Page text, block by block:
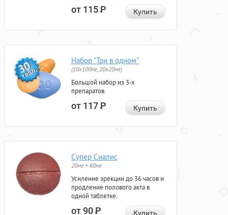
от 115Р Купить
Набор "Три в одном"
(10x100мг, 20x20мг)
Большой набор из 3-х
препаратов.
от 117Р Купить
Супер Сиалис
20мг + 60мг
Усиление эрекции до 36 часов и
продление полового акта в
одной таблетке.
от 90Р Купить